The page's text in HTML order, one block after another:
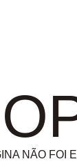
NÃO FOI